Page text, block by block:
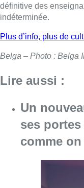
définitive des
indéterminée.
Plus d’info, plus de
Belga – Photo : Belga
Lire aussi :
Un
ses portes
comme